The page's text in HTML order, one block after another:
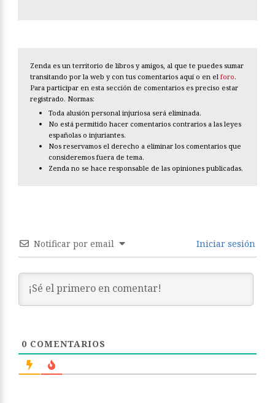
Zenda es un territorio de libros y amigos, al que te puedes sumar
transitando por la web y con tus comentarios aquí o en el foro.
Para participar en esta sección de comentarios es preciso estar
registrado. Normas:
Toda alusión personal injuriosa será eliminada.
No está permitido hacer comentarios contrarios a las leyes
españolas o injuriantes.
Nos reservamos el derecho a eliminar los comentarios que
consideremos fuera de tema.
Zenda no se hace responsable de las opiniones publicadas.
Notificar por email Iniciar sesión
0 COMENTARIOS